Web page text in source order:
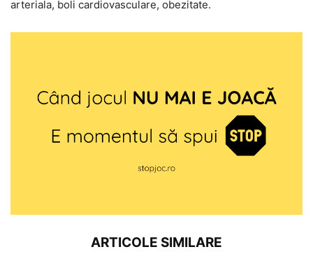
arteriala, boli cardiovasculare, obezitate.
ARTICOLE SIMILARE